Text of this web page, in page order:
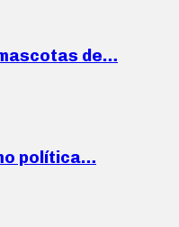
de…
política…